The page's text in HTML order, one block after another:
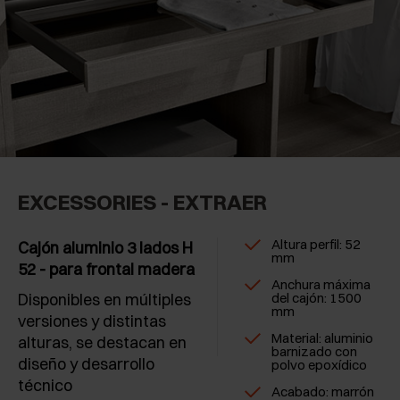
EXCESSORIES - EXTRAER
Cajón aluminio 3 lados H
52 - para frontal madera
Disponibles en múltiples
versiones y distintas
alturas, se destacan en
diseño y desarrollo
técnico
Altura perfil: 52
mm
Anchura máxima
del cajón: 1500
mm
Material: aluminio
barnizado con
polvo epoxídico
Acabado: marrón